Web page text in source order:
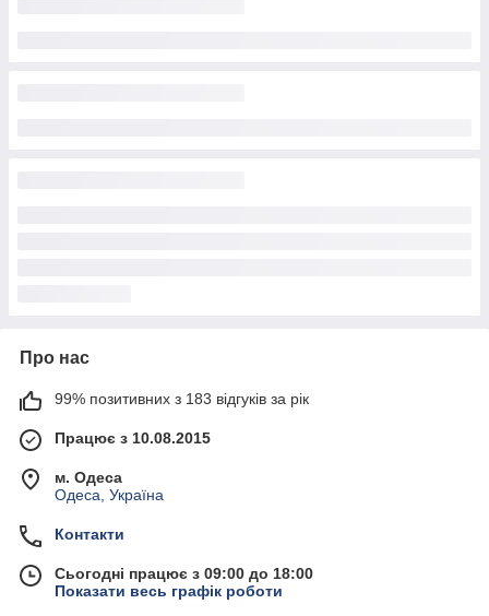
Про нас
99% позитивних з 183 відгуків за рік
Працює з 10.08.2015
м. Одеса
Одеса, Україна
Контакти
Сьогодні працює з 09:00 до 18:00
Показати весь графік роботи